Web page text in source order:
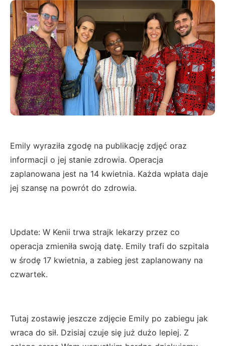
Emily wyraziła zgodę na publikację zdjęć oraz
informacji o jej stanie zdrowia. Operacja
zaplanowana jest na 14 kwietnia. Każda wpłata daje
jej szansę na powrót do zdrowia.
Update: W Kenii trwa strajk lekarzy przez co
operacja zmieniła swoją datę. Emily trafi do szpitala
w środę 17 kwietnia, a zabieg jest zaplanowany na
czwartek.
Tutaj zostawię jeszcze zdjęcie Emily po zabiegu jak
wraca do sił. Dzisiaj czuje się już dużo lepiej. Z